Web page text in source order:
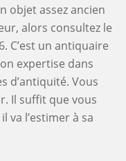
objet assez ancien
alors consultez le
C’est un antiquaire
expertise dans
d’antiquité. Vous
Il suffit que vous
va l’estimer à sa